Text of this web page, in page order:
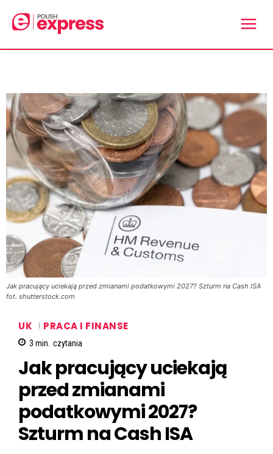
Jak pracujący uciekają przed zmianami podatkowymi 2027? Szturm na Cash ISA
fot. shutterstock.com
UK PRACA I FINANSE
3 min. czytania
Jak pracujący uciekają
przed zmianami
podatkowymi 2027?
Szturm na Cash ISA